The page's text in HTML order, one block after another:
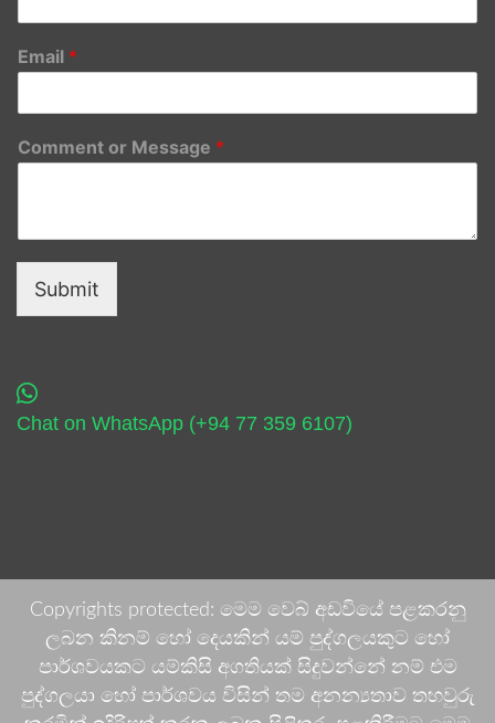
Email *
Comment or Message *
Submit
Chat on WhatsApp (+94 77 359 6107)
Copyrights protected: මෙම වෙබ් අඩවියේ පළකරනු
ලබන කිනම් හෝ දෙයකින් යම් පුද්ගලයකුට හෝ
පාර්ශවයකට යම්කිසි අගතියක් සිදුවන්නේ නම් එම
පුද්ගලයා හෝ පාර්ශවය විසින් තම අනන්‍යතාව තහවුරු